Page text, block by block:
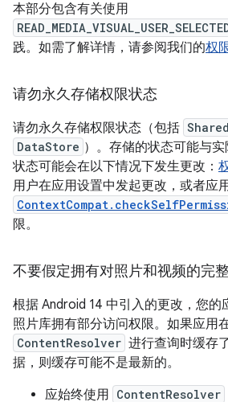
本部分包含有关使用
践。如需了解详情，请参阅我们的权
请勿永久存储权限状态
请勿永久存储权限状态（包括
DataStore ）。存储的状态可能与
状态可能会在以下情况下发生更改：
用户在应用设置中发起更改，或者应
限。
不要假定拥有对照片和视频的完
根据 Android 14 中引入的更改，您的
照片库拥有部分访问权限。如果应用
ContentResolver 进行查询时缓存
据，则缓存可能不是最新的。
应始终使用 ContentResolver